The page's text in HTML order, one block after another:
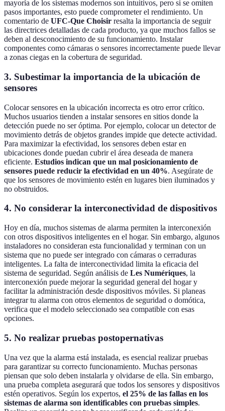
mayoría de los sistemas modernos son intuitivos, pero si se omiten
pasos importantes, esto puede comprometer el rendimiento. Un
comentario de UFC-Que Choisir resalta la importancia de seguir
las directrices detalladas de cada producto, ya que muchos fallos se
deben al desconocimiento de su funcionamiento. Instalar
componentes como cámaras o sensores incorrectamente puede llevar
a zonas ciegas en la cobertura de seguridad.
3. Subestimar la importancia de la ubicación de
sensores
Colocar sensores en la ubicación incorrecta es otro error crítico.
Muchos usuarios tienden a instalar sensores en sitios donde la
detección puede no ser óptima. Por ejemplo, colocar un detector de
movimiento detrás de objetos grandes impide que detecte actividad.
Para maximizar la efectividad, los sensores deben estar en
ubicaciones donde puedan cubrir el área deseada de manera
eficiente. Estudios indican que un mal posicionamiento de
sensores puede reducir la efectividad en un 40%. Asegúrate de
que los sensores de movimiento estén en lugares bien iluminados y
no obstruidos.
4. No considerar la interconectividad de dispositivos
Hoy en día, muchos sistemas de alarma permiten la interconexión
con otros dispositivos inteligentes en el hogar. Sin embargo, algunos
instaladores no consideran esta funcionalidad y terminan con un
sistema que no puede ser integrado con cámaras o cerraduras
inteligentes. La falta de interconectividad limita la eficacia del
sistema de seguridad. Según análisis de Les Numériques, la
interconexión puede mejorar la seguridad general del hogar y
facilitar la administración desde dispositivos móviles. Si planeas
integrar tu alarma con otros elementos de seguridad o domótica,
verifica que el modelo seleccionado sea compatible con esas
opciones.
5. No realizar pruebas postopernativas
Una vez que la alarma está instalada, es esencial realizar pruebas
para garantizar su correcto funcionamiento. Muchas personas
piensan que solo deben instalarla y olvidarse de ella. Sin embargo,
una prueba completa asegurará que todos los sensores y dispositivos
estén operativos. Según los expertos, el 25% de las fallas en los
sistemas de alarma son identificables con pruebas simples.